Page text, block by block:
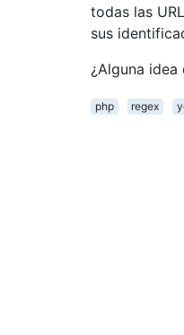
todas las
sus
¿Alguna
php regex